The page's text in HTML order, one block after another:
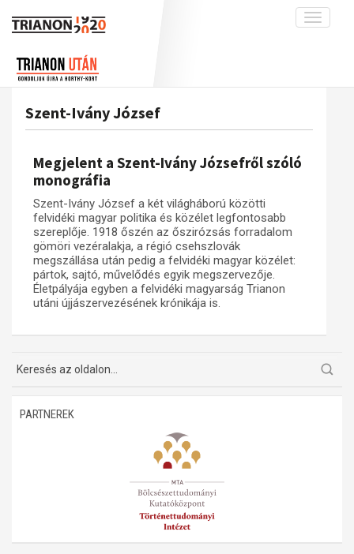
Toggle
interpretációk
A békerendszer megszilárdulása
Adatbázis
Emlékművek (feltöltés alatt)
Menekültek
Visszhang
Publikációk
Kapcsolat
Trianon-kommentár
Szent-Ivány József
Megjelent a Szent-Ivány Józsefről szóló
monográfia
Szent-Ivány József a két világháború közötti
felvidéki magyar politika és közélet legfontosabb
szereplője. 1918 őszén az őszirózsás forradalom
gömöri vezéralakja, a régió csehszlovák
megszállása után pedig a felvidéki magyar közélet:
pártok, sajtó, művelődés egyik megszervezője.
Életpályája egyben a felvidéki magyarság Trianon
utáni újjászervezésének krónikája is.
PARTNEREK